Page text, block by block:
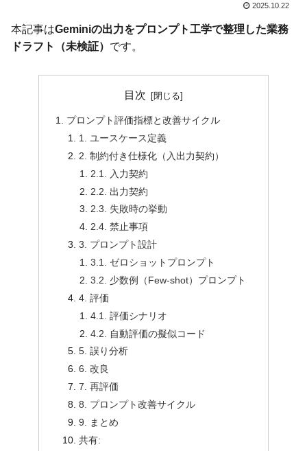
2025.10.22
本記事はGeminiの出力をプロンプト工学で整理した業務
ドラフト（未検証） です。
目次
プロンプト評価指標と改善サイクル
1. ユースケース定義
2. 制約付き仕様化（入出力契約）
2.1. 入力契約
2.2. 出力契約
2.3. 失敗時の挙動
2.4. 禁止事項
3. プロンプト設計
3.1. ゼロショットプロンプト
3.2. 少数例（Few-shot）プロンプト
4. 評価
4.1. 評価シナリオ
4.2. 自動評価の擬似コード
5. 誤り分析
6. 改良
7. 再評価
8. プロンプト改善サイクル
9. まとめ
共有: